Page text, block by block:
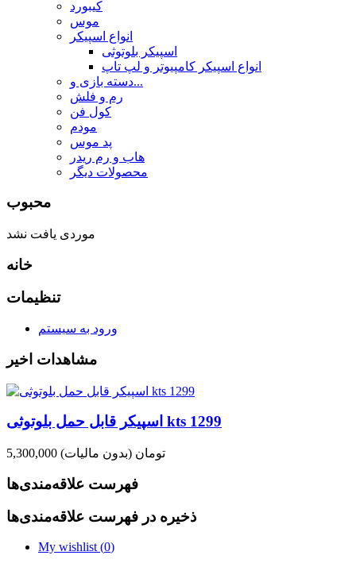
کیبورد
موس
انواع اسپیکر
اسپیکر بلوتوثی
انواع اسپیکر کامپیوتر و لپ تاپ
دسته بازی و...
رم و فلش
کول فن
مودم
پد موس
هاب و رم ریدر
محصولات دیگر
محبوب
موردی یافت نشد
خانه
تنظیمات
ورود به سیستم
مشاهدات اخیر
اسپیکر قابل حمل بلوتوثی kts 1299
5,300,000 تومان (بدون مالیات)
فهرست علاقه‌مندی‌ها
ذخیره در فهرست علاقه‌مندی‌ها
My wishlist (0)